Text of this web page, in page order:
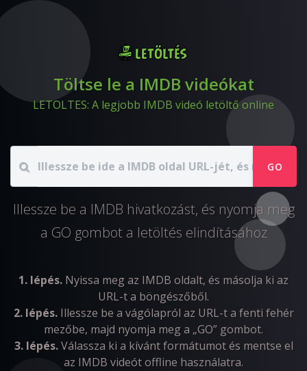
Töltse le a IMDB videókat
LETOLTES: A legjobb IMDB videó letöltő online
GO
Illessze be a IMDB hivatkozást, és nyomja meg
a GO gombot a letöltés elindításához
1. lépés. Nyissa meg az IMDB oldalt, és másolja ki az
URL-t a böngészőből.
2. lépés.Illessze be a vágólapról az URL-t a fenti fehér
mezőbe, majd nyomja meg a „GO” gombot.
3. lépés.Válassza ki a kívánt formátumot és mentse el
az IMDB videót offline használatra.